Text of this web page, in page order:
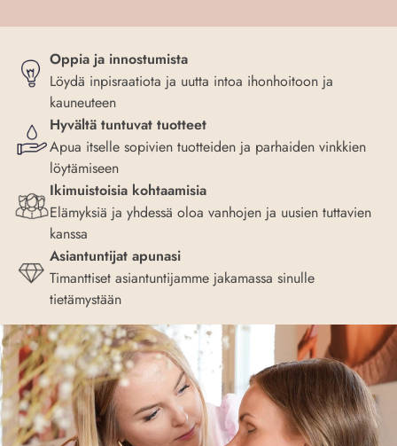
Oppia ja innostumista
Löydä inpisraatiota ja uutta intoa ihonhoitoon ja
kauneuteen
Hyvältä tuntuvat tuotteet
Apua itselle sopivien tuotteiden ja parhaiden vinkkien
löytämiseen
Ikimuistoisia kohtaamisia
Elämyksiä ja yhdessä oloa vanhojen ja uusien tuttavien
kanssa
Asiantuntijat apunasi
Timanttiset asiantuntijamme jakamassa sinulle
tietämystään